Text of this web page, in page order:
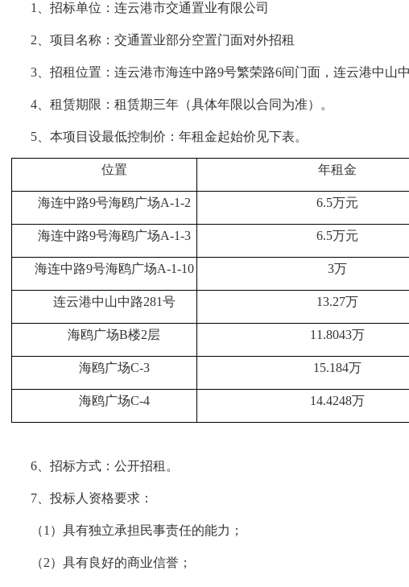
1、招标单位：连云港市交通置业有限公司
2、项目名称：交通置业部分空置门面对外招租
3、招租位置：连云港市海连中路9号繁荣路6间门面，连云港中山中
4、租赁期限：租赁期三年（具体年限以合同为准）。
5、本项目设最低控制价：年租金起始价见下表。
位置 年租金
海连中路9号海鸥广场A-1-2 6.5万元
海连中路9号海鸥广场A-1-3 6.5万元
海连中路9号海鸥广场A-1-10 3万
连云港中山中路281号 13.27万
海鸥广场B楼2层 11.8043万
海鸥广场C-3 15.184万
海鸥广场C-4 14.4248万
6、招标方式：公开招租。
7、投标人资格要求：
（1）具有独立承担民事责任的能力；
（2）具有良好的商业信誉；